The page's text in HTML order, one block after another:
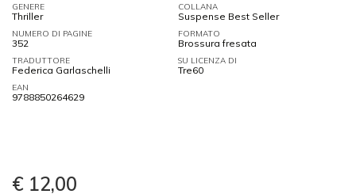
GENERE
Thriller
COLLANA
Suspense Best Seller
NUMERO DI PAGINE
352
FORMATO
Brossura fresata
TRADUTTORE
Federica Garlaschelli
SU LICENZA DI
Tre60
EAN
9788850264629
€ 12,00